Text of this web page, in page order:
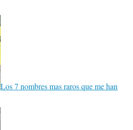
Los 7 nombres mas raros que me han